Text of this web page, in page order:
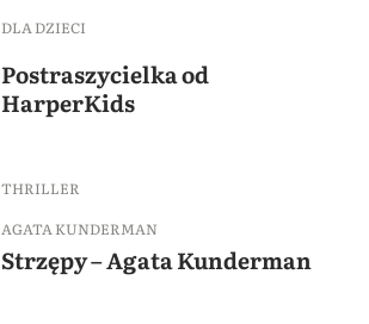
DLA DZIECI
Postraszycielka od
HarperKids
THRILLER
AGATA KUNDERMAN
Strzępy – Agata Kunderman